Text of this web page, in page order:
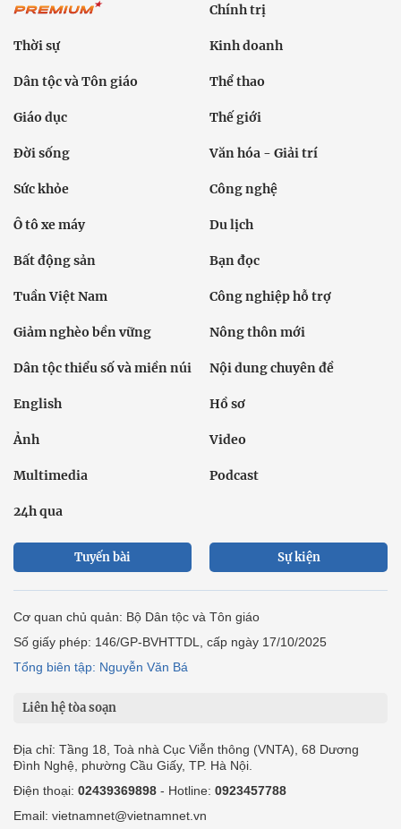
Chính trị
Thời sự Kinh doanh
Dân tộc và Tôn giáo Thể thao
Giáo dục Thế giới
Đời sống Văn hóa - Giải trí
Sức khỏe Công nghệ
Ô tô xe máy Du lịch
Bất động sản Bạn đọc
Tuần Việt Nam Công nghiệp hỗ trợ
Giảm nghèo bền vững Nông thôn mới
Dân tộc thiểu số và miền núi Nội dung chuyên đề
English Hồ sơ
Ảnh Video
Multimedia Podcast
24h qua
Tuyến bài Sự kiện
Cơ quan chủ quản: Bộ Dân tộc và Tôn giáo
Số giấy phép: 146/GP-BVHTTDL, cấp ngày 17/10/2025
Tổng biên tập: Nguyễn Văn Bá
Liên hệ tòa soạn
Địa chỉ: Tầng 18, Toà nhà Cục Viễn thông (VNTA), 68 Dương
Đình Nghệ, phường Cầu Giấy, TP. Hà Nội.
Điện thoại: 02439369898 - Hotline: 0923457788
Email: vietnamnet@vietnamnet.vn